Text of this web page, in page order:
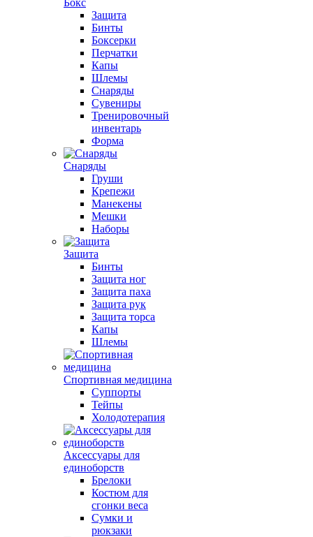
Бокс
Защита
Бинты
Боксерки
Перчатки
Капы
Шлемы
Снаряды
Сувениры
Тренировочный
инвентарь
Форма
Снаряды
Груши
Крепежи
Манекены
Мешки
Наборы
Защита
Бинты
Защита ног
Защита паха
Защита рук
Защита торса
Капы
Шлемы
Спортивная медицина
Суппорты
Тейпы
Холодотерапия
Аксессуары для
единоборств
Брелоки
Костюм для
сгонки веса
Сумки и
рюкзаки